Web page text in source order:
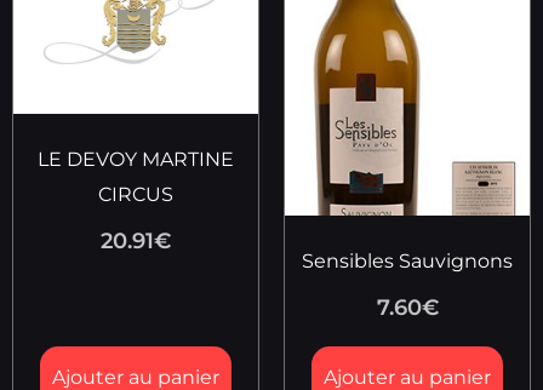
LE DEVOY MARTINE
CIRCUS
20.91€
Ajouter au panier
Sensibles Sauvignons
7.60€
Ajouter au panier